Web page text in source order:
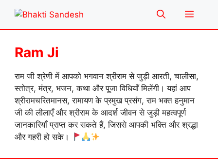
content
Menu
Ram Ji
राम जी श्रेणी में आपको भगवान श्रीराम से जुड़ी आरती, चालीसा,
स्तोत्र, मंत्र, भजन, कथा और पूजा विधियाँ मिलेंगी। यहां आप
श्रीरामचरितमानस, रामायण के प्रमुख प्रसंग, राम भक्त हनुमान
जी की लीलाएँ और श्रीराम के आदर्श जीवन से जुड़ी महत्वपूर्ण
जानकारियाँ प्राप्त कर सकते हैं, जिससे आपकी भक्ति और श्रद्धा
और गहरी हो सके।